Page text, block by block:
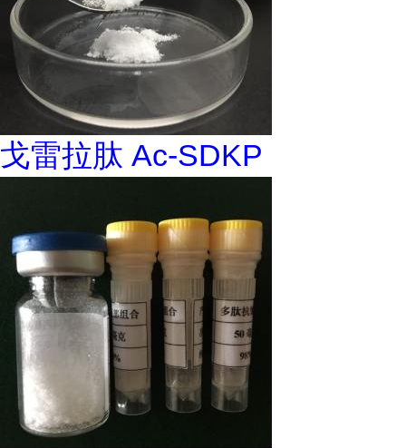
戈雷拉肽 Ac-SDKP